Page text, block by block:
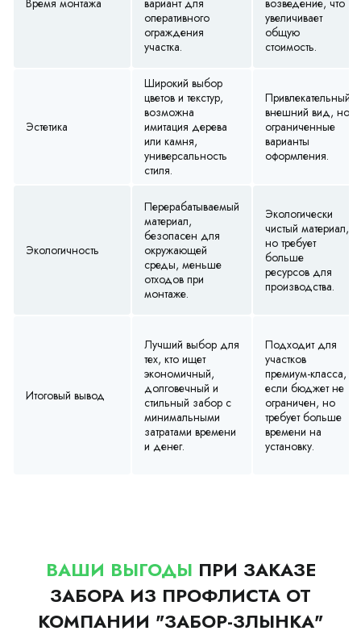
Время монтажа
вариант для
оперативного
ограждения
участка.
возведение, что
увеличивает
общую
стоимость.
Эстетика
Широкий выбор
цветов и текстур,
возможна
имитация дерева
или камня,
универсальность
стиля.
Привлекательный
внешний вид, но
ограниченные
варианты
оформления.
Экологичность
Перерабатываемый
материал,
безопасен для
окружающей
среды, меньше
отходов при
монтаже.
Экологически
чистый материал,
но требует
больше
ресурсов для
производства.
Итоговый вывод
Лучший выбор для
тех, кто ищет
экономичный,
долговечный и
стильный забор с
минимальными
затратами времени
и денег.
Подходит для
участков
премиум-класса,
если бюджет не
ограничен, но
требует больше
времени на
установку.
ВАШИ ВЫГОДЫ ПРИ ЗАКАЗЕ
ЗАБОРА ИЗ ПРОФЛИСТА ОТ
КОМПАНИИ "ЗАБОР-ЗЛЫНКА"